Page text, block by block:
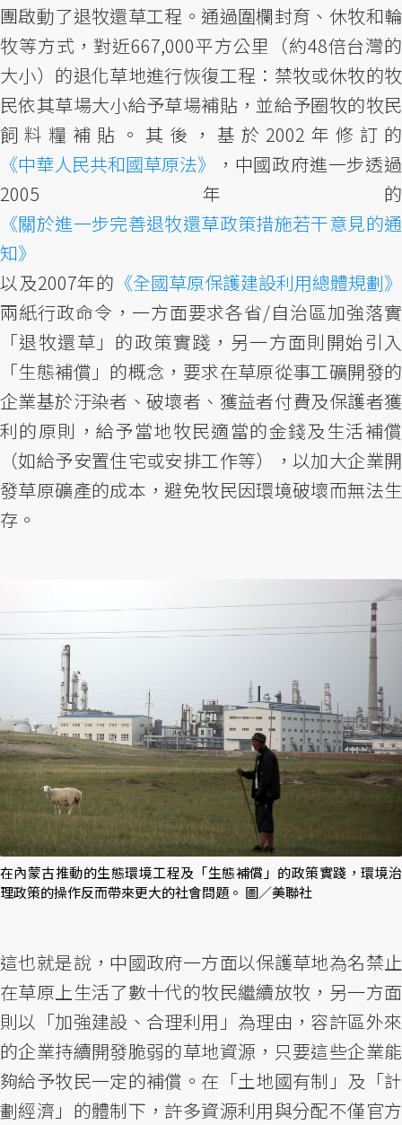
團啟動了退牧還草工程。通過圍欄封育、休牧和輪
牧等方式，對近667,000平方公里（約48倍台灣的
大小）的退化草地進行恢復工程：禁牧或休牧的牧
民依其草場大小給予草場補貼，並給予圈牧的牧民
飼料糧補貼。其後，基於2002年修訂的
《中華人民共和國草原法》
，中國政府進一步透過
2005年的
《關於進一步完善退牧還草政策措施若干意見的通
知》
以及2007年的 《全國草原保護建設利用總體規劃》
兩紙行政命令，一方面要求各省/自治區加強落實
「退牧還草」的政策實踐，另一方面則開始引入
「生態補償」的概念，要求在草原從事工礦開發的
企業基於汙染者、破壞者、獲益者付費及保護者獲
利的原則，給予當地牧民適當的金錢及生活補償
（如給予安置住宅或安排工作等），以加大企業開
發草原礦產的成本，避免牧民因環境破壞而無法生
存。
在內蒙古推動的生態環境工程及「生態補償」的政策實踐，環境治
理政策的操作反而帶來更大的社會問題。 圖／美聯社
這也就是說，中國政府一方面以保護草地為名禁止
在草原上生活了數十代的牧民繼續放牧，另一方面
則以「加強建設、合理利用」為理由，容許區外來
的企業持續開發脆弱的草地資源，只要這些企業能
夠給予牧民一定的補償。在「土地國有制」及「計
劃經濟」的體制下，許多資源利用與分配不僅官方